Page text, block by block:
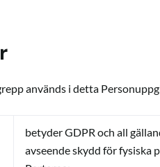
används i detta
betyder GDPR och all
avseende skydd för fysiska